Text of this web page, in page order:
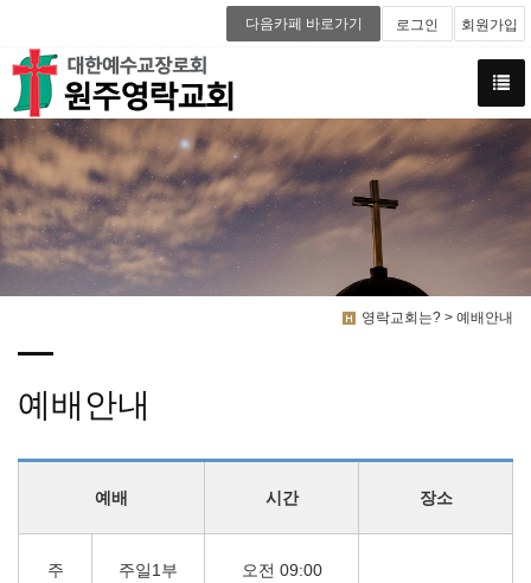
다음카페 바로가기 로그인 회원가입
영락교회는? > 예배안내
예배안내
예배 시간 장소
주
주일1부
오전 09:00